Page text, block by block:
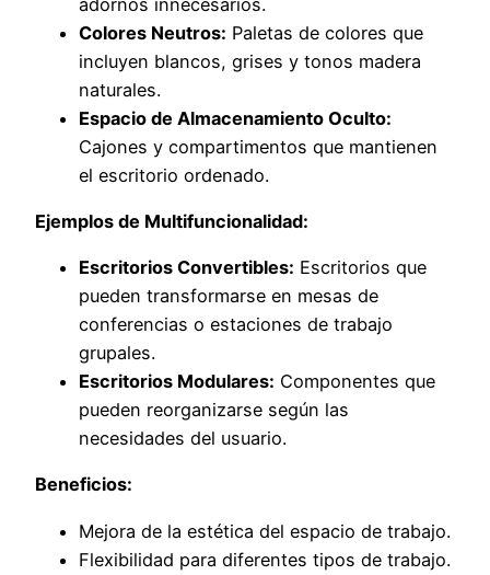
Colores Neutros: Paletas de colores que
incluyen blancos, grises y tonos madera
naturales.
Espacio de Almacenamiento Oculto:
Cajones y compartimentos que mantienen
el escritorio ordenado.
Ejemplos de Multifuncionalidad:
Escritorios Convertibles: Escritorios que
pueden transformarse en mesas de
conferencias o estaciones de trabajo
grupales.
Escritorios Modulares: Componentes que
pueden reorganizarse según las
necesidades del usuario.
Beneficios:
Mejora de la estética del espacio de trabajo.
Flexibilidad para diferentes tipos de trabajo.